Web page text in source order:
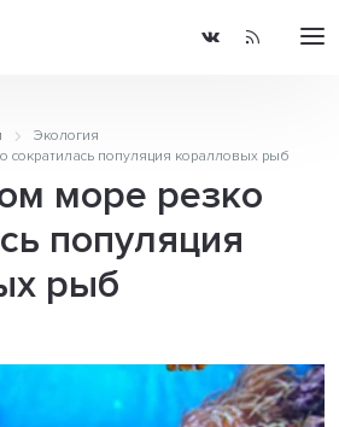
Экология
сократилась популяция коралловых рыб
море резко
популяция
рыб